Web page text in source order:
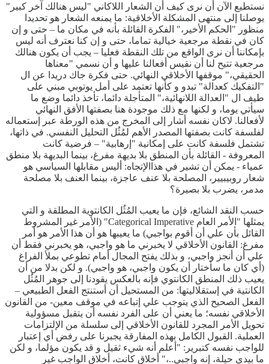
نستطيع الآن أن نرى كيف أن الشعار اللاكاني "ليس هنالك آخر كبير"
يوصلنا إلى منتهى المشكلة الأخلاقية: ما يمنعه الشعار هو تحديدا
منظور "الحكم الأخير،" الفكرة القائلة بأنه في مكان ما – حتى و إن
كان في نقطة مرجعية خيالية تماما، حتى و إن كنا نعترف أنه ليس
بإمكاننا أن نرى الواقع من تلك النقطة فعليا – يجب أن يكون هنالك
مرجعية تتيح لنا أن نقيس أفعالنا عليها و أن نسمي "معناها
الحقيقي،" موقفها الأخلاقي النهائي. حتى فكرة جاك دريدا عن ال
"التفكيك كعدالة" تبدو و كأنها تعتمد على أمل يوتوبي مبني على
طيف ال "العدالة اللانهائية،" المتأجلة دائما، تأخذ دائما وضع ما
سيأتي يوما، و لكنها مع ذلك موجودة هنا بصفتها الأفق النهائي
لأفعالنا. لاكان نفسه أشار إلى المخرج من هذه الورطة عبر إستعماله
لفلسفة كانت بصفتها المصدر الأهم لمُثُل التحليل النفسي. في ذاتها،
تشتمل فلسفة كانت على إمكانية "إرهابية" – فرضية كانت
المعروفة - القائلة بأن المنطق بلا بديهة مفرغ، بينما البديهة بلا منطق
عمياء - يمكن أن تشير في هذاالإتجاه: أليس مقابلها السياسي هو
شعار روبيبيير، المصلحة بلا عنف عاجزة، بينما العنف بلا مصلحة
مدمر، يضرب بلا بصيرة؟
حسب النقد الشائع، فإن ما يعيب المُثُل الكانتوية المطلقة و التي
يمثلها "الأمر العام Categorical Imperative" (الأمر غير المشروط
القائل بأن علي أن أقوم بواجبي) ما يعيبها هو أن هذا الأمر هو أمر
مفرغ: القانون الأخلاقي لا يخبرني ما هو واجبي، هو يخبرني فقط أن
علي أن أنجز واجبي، و بذلك يفتح المجال أمام تطوعي بملأ الفراغ
(أي كان ما سأختار أن يكون واجبي، هو واجبي). و لكن بدلا من أن
يعيب ذلك المنطق الكانتوي فإنه بالعكس يقودنا إلى جوهر المُثُل
الكانتية في إستقلاليتها: من المستحيل أن أستنتج الفعل الطبيعي –
الفعل الصحيح الذي يتوجب علي إتباعه في موقف معين- من القانون
الأخلاقي نفسه؛ ما يعني أن على الفرد نفسه أن يتقبل مسؤولية
تحويل الأمر المجرد للقانون الأخلاقي إلى سلسلة من الإلتزامات
العملية. القبول الكامل بهذه المفارقة يجبرنا على رفض أي إعتبار
للواجب نفسه كتبرير: "أعلم أنه شيء ثقيل و قد يكون مؤلما، و لكن
ما بيدي حيلة، إنه واجبي..،" أخلاق كانت، أخلاق الواجب غير